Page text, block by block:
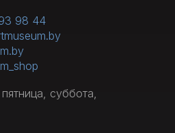
98 44
суббота,